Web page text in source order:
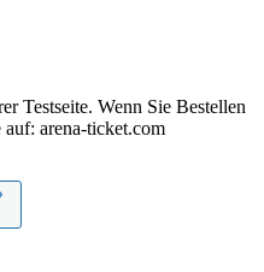
Testseite. Wenn Sie Bestellen
auf: arena-ticket.com